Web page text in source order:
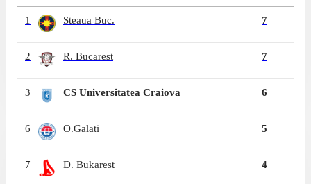
1 Steaua Buc. 7
2 R. Bucarest 7
3 CS Universitatea Craiova 6
6 O.Galati 5
7 D. Bukarest 4